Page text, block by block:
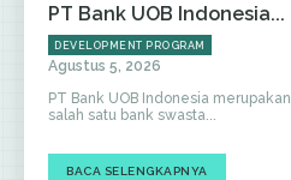
PT Bank UOB Indonesia...
DEVELOPMENT PROGRAM
Agustus 5, 2026
PT Bank UOB Indonesia merupakan
salah satu bank swasta...
BACA SELENGKAPNYA